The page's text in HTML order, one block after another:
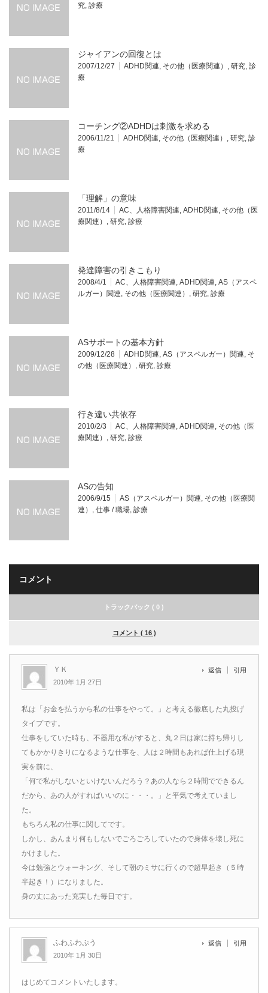
究, 診療
ジャイアンの回復とは
2007/12/27 ADHD関連, その他（医療関連） , 研究, 診
療
コーチング②ADHDは刺激を求める
2006/11/21 ADHD関連, その他（医療関連） , 研究, 診
療
「理解」の意味
2011/8/14 AC、人格障害関連, ADHD関連, その他（医
療関連） , 研究, 診療
発達障害の引きこもり
2008/4/1 AC、人格障害関連, ADHD関連, AS（アスペ
ルガー）関連, その他（医療関連） , 研究, 診療
ASサポートの基本方針
2009/12/28 ADHD関連, AS（アスペルガー）関連, そ
の他（医療関連） , 研究, 診療
行き違い共依存
2010/2/3 AC、人格障害関連, ADHD関連, その他（医
療関連） , 研究, 診療
ASの告知
2006/9/15 AS（アスペルガー）関連, その他（医療関
連） , 仕事 / 職場, 診療
コメント
トラックバック ( 0 )
コメント ( 16 )
ＹＫ
2010年 1月 27日
返信 引用
私は「お金を払うから私の仕事をやって。」と考える徹底した丸投げ
タイプです。
仕事をしていた時も、不器用な私がすると、丸２日は家に持ち帰りし
てもかかりきりになるような仕事を、人は２時間もあれば仕上げる現
実を前に、
「何で私がしないといけないんだろう？あの人なら２時間でできるん
だから、あの人がすればいいのに・・・。」と平気で考えていまし
た。
もちろん私の仕事に関してです。
しかし、あんまり何もしないでごろごろしていたので身体を壊し死に
かけました。
今は勉強とウォーキング、そして朝のミサに行くので超早起き（５時
半起き！）になりました。
身の丈にあった充実した毎日です。
ふわふわぷう
2010年 1月 30日
返信 引用
はじめてコメントいたします。